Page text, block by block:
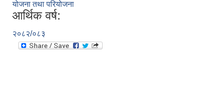
योजना तथा परियोजना
आर्थिक वर्ष:
२०८२/०८३